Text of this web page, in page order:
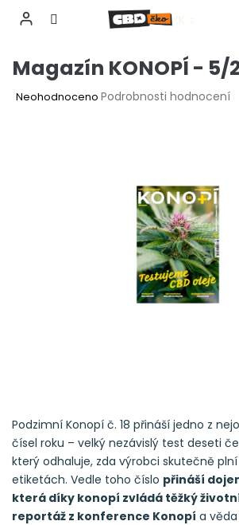
CZK
Magazín KONOPÍ - 5/
Průměrné
Neohodnoceno Podrobnosti hodnocení
Podzimní Konopí č. 18 přináší jedno z
čísel roku – velký nezávislý test deseti
který odhaluje, zda výrobci skutečně
etiketách. Vedle toho číslo přináší
která díky konopí zvládá těžký
reportáž z konference Konopí a